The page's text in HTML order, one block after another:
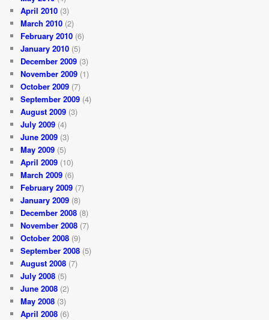
April 2010 (3)
March 2010 (2)
February 2010 (6)
January 2010 (5)
December 2009 (3)
November 2009 (1)
October 2009 (7)
September 2009 (4)
August 2009 (3)
July 2009 (4)
June 2009 (3)
May 2009 (5)
April 2009 (10)
March 2009 (6)
February 2009 (7)
January 2009 (8)
December 2008 (8)
November 2008 (7)
October 2008 (9)
September 2008 (5)
August 2008 (7)
July 2008 (5)
June 2008 (2)
May 2008 (3)
April 2008 (6)